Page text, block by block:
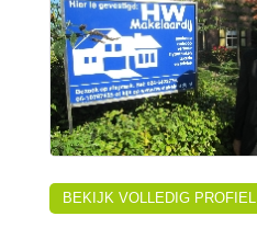
BEKIJK VOLLEDIG PROFIEL